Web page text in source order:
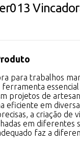
para trabalhos
ferramenta
projetos de
eficiente em
a criação de
em diferentes
faz a